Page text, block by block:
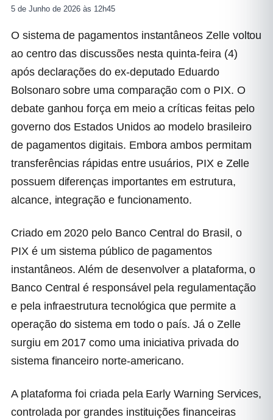
5 de Junho de 2026 às 12h45
O sistema de pagamentos instantâneos Zelle voltou
ao centro das discussões nesta quinta-feira (4)
após declarações do ex-deputado Eduardo
Bolsonaro sobre uma comparação com o PIX. O
debate ganhou força em meio a críticas feitas pelo
governo dos Estados Unidos ao modelo brasileiro
de pagamentos digitais. Embora ambos permitam
transferências rápidas entre usuários, PIX e Zelle
possuem diferenças importantes em estrutura,
alcance, integração e funcionamento.
Criado em 2020 pelo Banco Central do Brasil, o
PIX é um sistema público de pagamentos
instantâneos. Além de desenvolver a plataforma, o
Banco Central é responsável pela regulamentação
e pela infraestrutura tecnológica que permite a
operação do sistema em todo o país. Já o Zelle
surgiu em 2017 como uma iniciativa privada do
sistema financeiro norte-americano.
A plataforma foi criada pela Early Warning Services,
controlada por grandes instituições financeiras